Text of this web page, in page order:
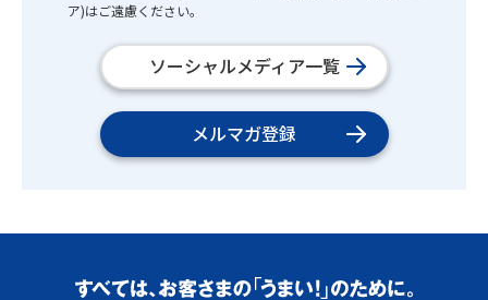
ア)はご遠慮ください。
ソーシャルメディア一覧
メルマガ登録